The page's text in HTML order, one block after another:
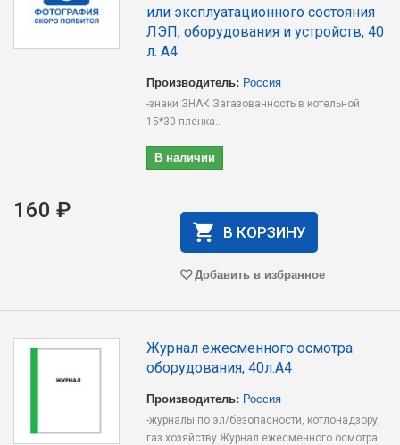
или эксплуатационного состояния
ЛЭП, оборудования и устройств, 40
л. А4
Производитель: Россия
-знаки ЗНАК Загазованность в котельной
15*30 пленка..
В наличии
160 ₽
В КОРЗИНУ
Добавить в избранное
Журнал ежесменного осмотра
оборудования, 40л.А4
Производитель: Россия
-журналы по эл/безопасности, котлонадзору,
газ.хозяйству Журнал ежесменного осмотра